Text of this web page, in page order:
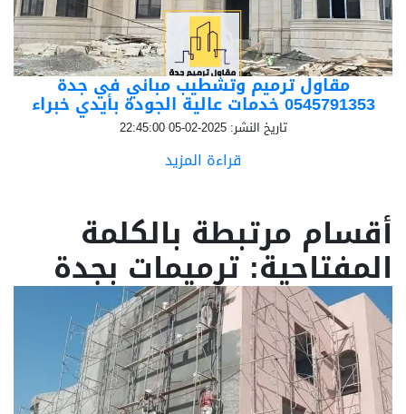
مقاول ترميم وتشطيب مباني في جدة
0545791353 خدمات عالية الجودة بأيدي خبراء
تاريخ النشر: 2025-02-05 22:45:00
قراءة المزيد
أقسام مرتبطة بالكلمة
المفتاحية: ترميمات بجدة